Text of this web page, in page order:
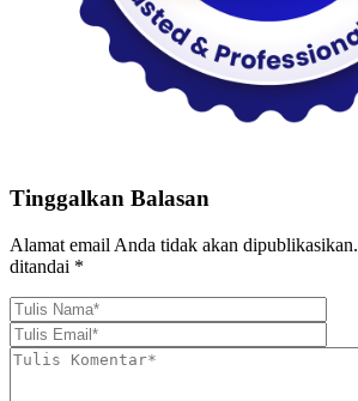
Tinggalkan Balasan
Alamat email Anda tidak akan dipublikasikan.
ditandai *